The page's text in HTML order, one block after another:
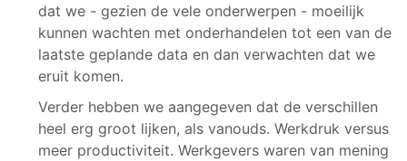
dat we - gezien de vele onderwerpen - moeilijk
kunnen wachten met onderhandelen tot een van de
laatste geplande data en dan verwachten dat we
eruit komen.
Verder hebben we aangegeven dat de verschillen
heel erg groot lijken, als vanouds. Werkdruk versus
meer productiviteit. Werkgevers waren van mening